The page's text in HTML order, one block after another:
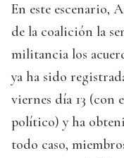
En este escenario,
de la coalición la
militancia los
ya ha sido
viernes día 13 (con
político) y ha
todo caso,